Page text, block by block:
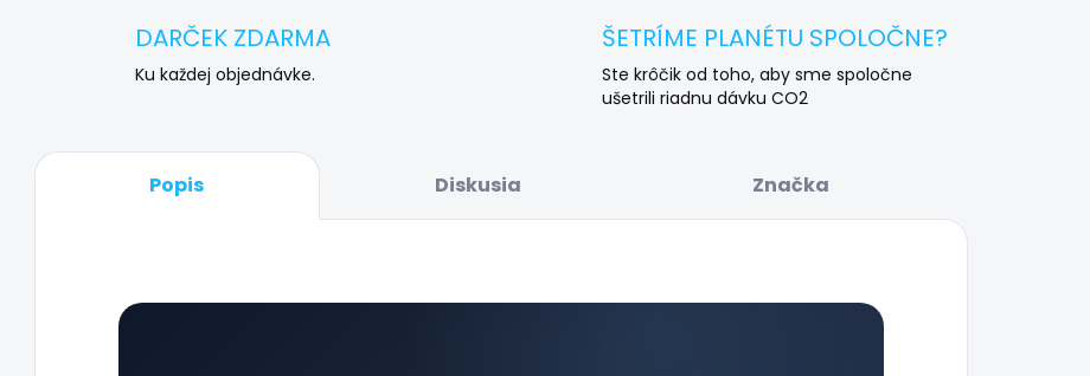
DARČEK ZDARMA
Ku každej objednávke.
ŠETRÍME PLANÉTU SPOLOČNE?
Ste krôčik od toho, aby sme spoločne
ušetrili riadnu dávku CO2
Popis Diskusia Značka